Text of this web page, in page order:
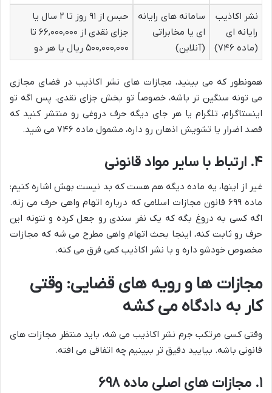
نشر اکاذیب
رایانه ای
(ماده ۷۴۶)
سامانه های رایانه
ای یا مخابراتی
(آنلاین)
حبس از ۹۱ روز تا ۲ سال یا
جزای نقدی از ۶۶,۰۰۰,۰۰۰ تا
۵۰۰,۰۰۰,۰۰۰ ریال یا هر دو
همونطور که می بینید، مجازات های نشر اکاذیب در فضای مجازی
می تونه سنگین تر باشه، خصوصاً تو بخش جزای نقدی. پس اگه تو
اینستاگرام، تلگرام یا هر جای دیگه حرف دروغی رو منتشر کنید که
قصد اضرار یا تشویش اذهان رو داره، مشمول ماده ۷۴۶ می شید.
۴. ارتباط با سایر مواد قانونی
غیر از اینها، یه ماده دیگه هم هست که بد نیست بهش اشاره کنیم:
ماده ۶۹۹ قانون مجازات اسلامی که درباره اتهام واهی حرف می زنه.
اگه کسی به دروغ بگه که یک نفر سندی رو جعل کرده و نتونه این
حرف رو ثابت کنه، اینجا بحث اتهام واهی مطرح می شه که مجازات
مخصوص خودشو داره و با نشر اکاذیب کمی فرق می کنه.
مجازات ها و رویه های قضایی: وقتی
کار به دادگاه می کشه
وقتی کسی مرتکب جرم نشر اکاذیب می شه، باید منتظر مجازات های
قانونی باشه. بیایید دقیق تر ببینیم چه اتفاقی می افته.
۱. مجازات های اصلی ماده ۶۹۸